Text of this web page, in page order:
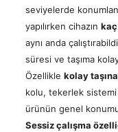
seviyelerde
yapılırken cihazın
aynı anda
süresi ve taşıma
Özelliklekolay
kolu, tekerlek
ürünün genel
Sessiz çalışma